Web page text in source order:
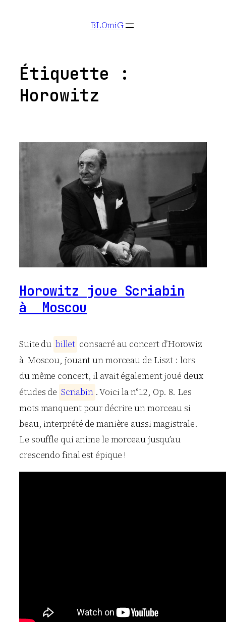
BLOmiG
Étiquette :
Horowitz
Horowitz joue Scriabin
à Moscou
Suite du billet consacré au concert d’Horowiz
à Moscou, jouant un morceau de Liszt : lors
du même concert, il avait également joué deux
études de Scriabin . Voici la n°12, Op. 8. Les
mots manquent pour décrire un morceau si
beau, interprété de manière aussi magistrale.
Le souffle qui anime le morceau jusqu’au
crescendo final est épique !